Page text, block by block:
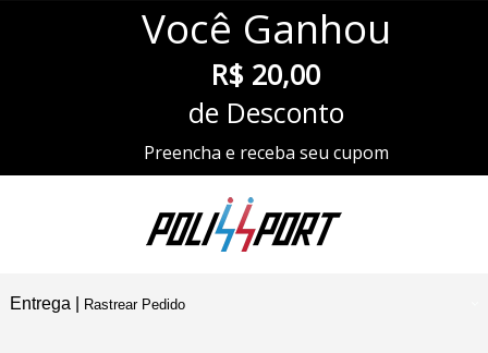
Você Ganhou
R$ 20,00
de Desconto
Preencha e receba seu cupom
Entrega | Rastrear Pedido